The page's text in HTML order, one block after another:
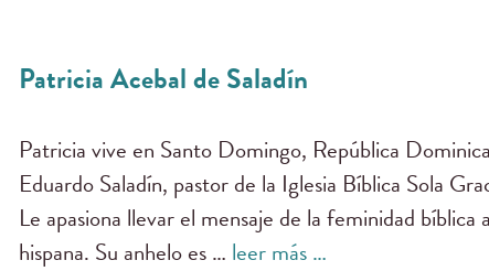
Patricia Acebal de Saladín
Patricia vive en Santo Domingo, República
Eduardo Saladín, pastor de la Iglesia Bíblica Sola
Le apasiona llevar el mensaje de la feminidad bíblica
hispana. Su anhelo es … leer más …